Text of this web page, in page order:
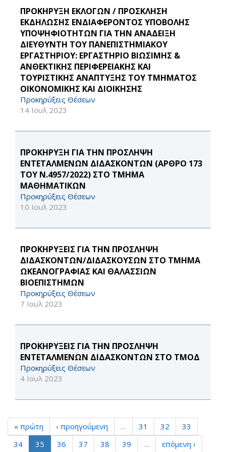
ΠΡΟΚΗΡΥΞΗ ΕΚΛΟΓΩΝ / ΠΡΟΣΚΛΗΣΗ
ΕΚΔΗΛΩΣΗΣ ΕΝΔΙΑΦΕΡΟΝΤΟΣ ΥΠΟΒΟΛΗΣ
ΥΠΟΨΗΦΙΟΤΗΤΩΝ ΓΙΑ ΤΗΝ ΑΝΑΔΕΙΞΗ
ΔΙΕΥΘΥΝΤΗ ΤΟΥ ΠΑΝΕΠΙΣΤΗΜΙΑΚΟΥ
ΕΡΓΑΣΤΗΡΙΟΥ: ΕΡΓΑΣΤΗΡΙΟ ΒΙΩΣΙΜΗΣ &
ΑΝΘΕΚΤΙΚΗΣ ΠΕΡΙΦΕΡΕΙΑΚΗΣ ΚΑΙ
ΤΟΥΡΙΣΤΙΚΗΣ ΑΝΑΠΤΥΞΗΣ ΤΟΥ ΤΜΗΜΑΤΟΣ
ΟΙΚΟΝΟΜΙΚΗΣ ΚΑΙ ΔΙΟΙΚΗΣΗΣ
Προκηρύξεις Θέσεων
14 Ιουλ 2023
ΠΡΟΚΗΡΥΞΗ ΓΙΑ ΤΗΝ ΠΡΟΣΛΗΨΗ
ΕΝΤΕΤΑΛΜΕΝΩΝ ΔΙΔΑΣΚΟΝΤΩΝ (ΑΡΘΡΟ 173
ΤΟΥ Ν.4957/2022) ΣΤΟ ΤΜΗΜΑ
ΜΑΘΗΜΑΤΙΚΩΝ
Προκηρύξεις Θέσεων
10 Ιουλ 2023
ΠΡΟΚΗΡΥΞΕΙΣ ΓΙΑ ΤΗΝ ΠΡΟΣΛΗΨΗ
ΔΙΔΑΣΚΟΝΤΩΝ/ΔΙΔΑΣΚΟΥΣΩΝ ΣΤΟ ΤΜΗΜΑ
ΩΚΕΑΝΟΓΡΑΦΙΑΣ ΚΑΙ ΘΑΛΑΣΣΙΩΝ
ΒΙΟΕΠΙΣΤΗΜΩΝ
Προκηρύξεις Θέσεων
7 Ιουλ 2023
ΠΡΟΚΗΡΥΞΕΙΣ ΓΙΑ ΤΗΝ ΠΡΟΣΛΗΨΗ
ΕΝΤΕΤΑΛΜΕΝΩΝ ΔΙΔΑΣΚΟΝΤΩΝ ΣΤΟ ΤΜΟΔ
Προκηρύξεις Θέσεων
4 Ιουλ 2023
« πρώτη ‹ προηγούμενη … 31 32
33
34
35 36 37 38 39 …
επόμενη ›